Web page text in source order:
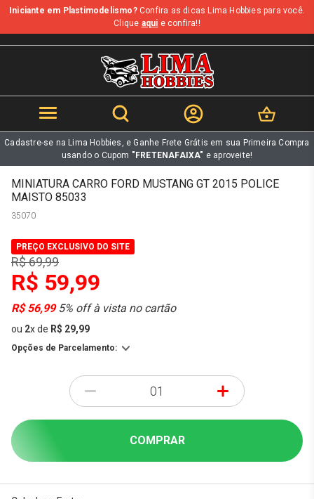
b
Iniciante em Plastimodelismo?Confira as dicas Lima Hobbies para você.
Clique aqui e confira!!
Cadastre-se na Lima Hobbies, e Ganhe Frete Grátis em sua Primeira Compra
usando o Cupom "FRETENAFAIXA" e aproveite!
MINIATURA CARRO FORD MUSTANG GT 2015 POLICE
MAISTO 85033
35070
PREÇO EXCLUSIVO DO SITE
R$ 69,99
R$ 59,99
R$ 56,995% off à vista no cartão
ou 2xde R$ 29,99
Opções de Parcelamento:
- +
COMPRAR